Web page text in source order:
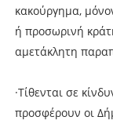
κακούργημα,
ή προσωρινή
αμετάκλητη
·Τίθενται σε
προσφέρουν οι